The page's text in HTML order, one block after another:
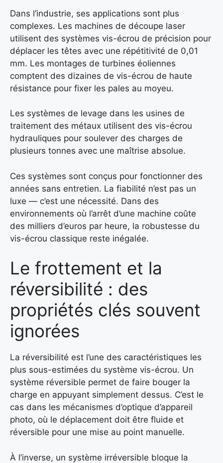
Dans l’industrie, ses applications sont plus
complexes. Les machines de découpe laser
utilisent des systèmes vis-écrou de précision pour
déplacer les têtes avec une répétitivité de 0,01
mm. Les montages de turbines éoliennes
comptent des dizaines de vis-écrou de haute
résistance pour fixer les pales au moyeu.
Les systèmes de levage dans les usines de
traitement des métaux utilisent des vis-écrou
hydrauliques pour soulever des charges de
plusieurs tonnes avec une maîtrise absolue.
Ces systèmes sont conçus pour fonctionner des
années sans entretien. La fiabilité n’est pas un
luxe — c’est une nécessité. Dans des
environnements où l’arrêt d’une machine coûte
des milliers d’euros par heure, la robustesse du
vis-écrou classique reste inégalée.
Le frottement et la
réversibilité : des
propriétés clés souvent
ignorées
La réversibilité est l’une des caractéristiques les
plus sous-estimées du système vis-écrou. Un
système réversible permet de faire bouger la
charge en appuyant simplement dessus. C’est le
cas dans les mécanismes d’optique d’appareil
photo, où le déplacement doit être fluide et
réversible pour une mise au point manuelle.
À l’inverse, un système irréversible bloque la